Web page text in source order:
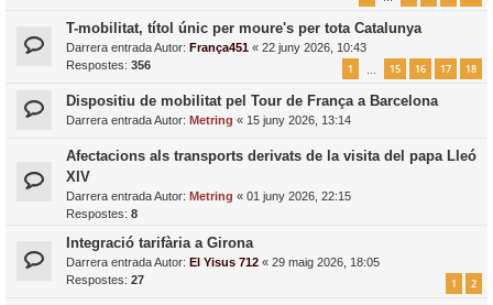
T-mobilitat, títol únic per moure's per tota Catalunya
Darrera entrada Autor: França451 « 22 juny 2026, 10:43
Respostes: 356 1 15 16 17 18
Dispositiu de mobilitat pel Tour de França a Barcelona
Darrera entrada Autor: Metring « 15 juny 2026, 13:14
Afectacions als transports derivats de la visita del papa Lleó
XIV
Darrera entrada Autor: Metring « 01 juny 2026, 22:15
Respostes: 8
Integració tarifària a Girona
Darrera entrada Autor: El Yisus 712 « 29 maig 2026, 18:05
Respostes: 27 1 2